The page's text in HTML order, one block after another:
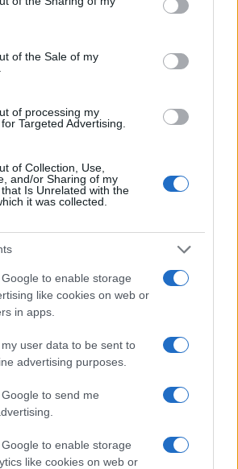
to Google and its third-party tags to
specified purposes in below Google
of the Sale of my
of processing my
Targeted Advertising.
of Collection, Use,
and/or Sharing of my
Is Unrelated with the
it was collected.
to enable storage
like cookies on web or
in apps.
user data to be sent to
advertising purposes.
to send me
to enable storage
like cookies on web or
della polizia locale di Milano: le